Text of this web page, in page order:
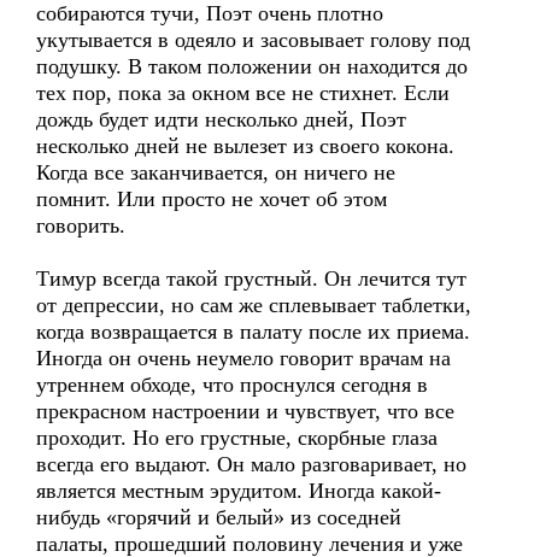
собираются тучи, Поэт очень плотно
укутывается в одеяло и засовывает голову под
подушку. В таком положении он находится до
тех пор, пока за окном все не стихнет. Если
дождь будет идти несколько дней, Поэт
несколько дней не вылезет из своего кокона.
Когда все заканчивается, он ничего не
помнит. Или просто не хочет об этом
говорить.
Тимур всегда такой грустный. Он лечится тут
от депрессии, но сам же сплевывает таблетки,
когда возвращается в палату после их приема.
Иногда он очень неумело говорит врачам на
утреннем обходе, что проснулся сегодня в
прекрасном настроении и чувствует, что все
проходит. Но его грустные, скорбные глаза
всегда его выдают. Он мало разговаривает, но
является местным эрудитом. Иногда какой-
нибудь «горячий и белый» из соседней
палаты, прошедший половину лечения и уже